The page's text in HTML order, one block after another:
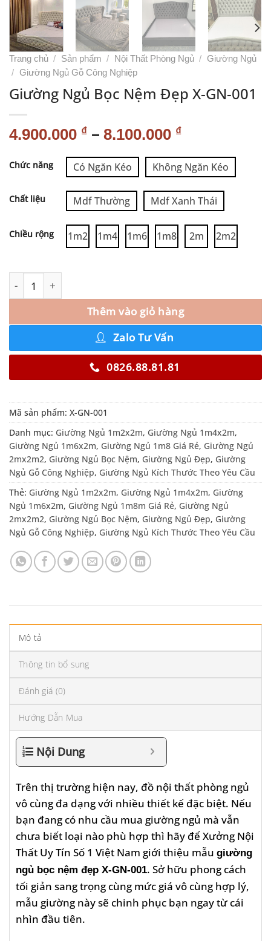
Trang chủ / Sản phẩm / Nội Thất Phòng Ngủ / Giường Ngủ
/ Giường Ngủ Gỗ Công Nghiệp
Giường Ngủ Bọc Nệm Đẹp X-GN-001
4.900.000 ₫ – 8.100.000 ₫
Chức năng Có Ngăn Kéo Không Ngăn Kéo
Chất liệu Mdf Thường Mdf Xanh Thái
Chiều rộng 1m2 1m4 1m6 1m8 2m 2m2
Thêm vào giỏ hàng
Zalo Tư Vấn
0826.88.81.81
Mã sản phẩm: X-GN-001
Danh mục: Giường Ngủ 1m2x2m, Giường Ngủ 1m4x2m,
Giường Ngủ 1m6x2m, Giường Ngủ 1m8 Giá Rẻ, Giường Ngủ
2mx2m2, Giường Ngủ Bọc Nệm, Giường Ngủ Đẹp, Giường
Ngủ Gỗ Công Nghiệp, Giường Ngủ Kích Thước Theo Yêu Cầu
Thẻ: Giường Ngủ 1m2x2m, Giường Ngủ 1m4x2m, Giường
Ngủ 1m6x2m, Giường Ngủ 1m8m Giá Rẻ, Giường Ngủ
2mx2m2, Giường Ngủ Bọc Nệm, Giường Ngủ Đẹp, Giường
Ngủ Gỗ Công Nghiệp, Giường Ngủ Kích Thước Theo Yêu Cầu
Mô tả
Thông tin bổ sung
Đánh giá (0)
Hướng Dẫn Mua
Nội Dung
Trên thị trường hiện nay, đồ nội thất phòng ngủ
vô cùng đa dạng với nhiều thiết kế đặc biệt. Nếu
bạn đang có nhu cầu mua giường ngủ mà vẫn
chưa biết loại nào phù hợp thì hãy để Xưởng Nội
Thất Uy Tín Số 1 Việt Nam giới thiệu mẫu giường
ngủ bọc nệm đẹp X-GN-001. Sở hữu phong cách
tối giản sang trọng cùng mức giá vô cùng hợp lý,
mẫu giường này sẽ chinh phục bạn ngay từ cái
nhìn đầu tiên.